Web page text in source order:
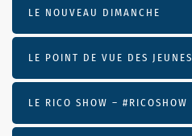
LE NOUVEAU DIMANCHE
LE POINT DE VUE DES JEUNES
LE RICO SHOW – #RICOSHOW